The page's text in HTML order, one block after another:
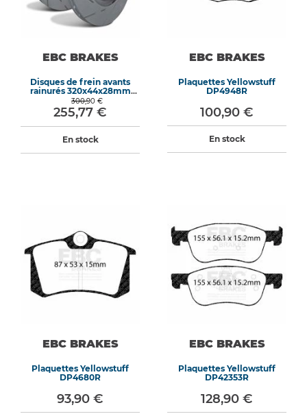
EBC BRAKES
Disques de frein avants
rainurés 320x44x28mm
USR1638
300,90 €
255,77 €
En stock
EBC BRAKES
Plaquettes Yellowstuff
DP4948R
100,90 €
En stock
EBC BRAKES
Plaquettes Yellowstuff
DP4680R
93,90 €
EBC BRAKES
Plaquettes Yellowstuff
DP42353R
128,90 €